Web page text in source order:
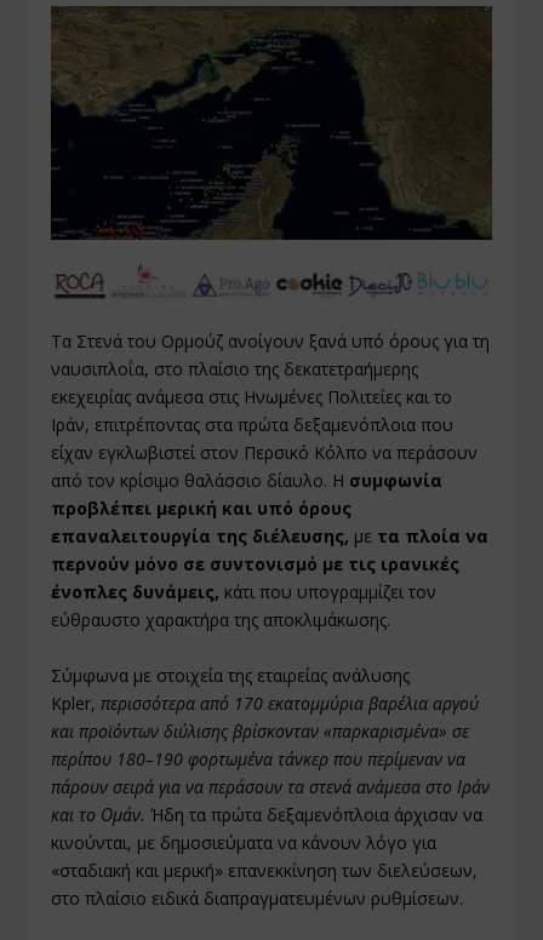
Τα Στενά του Ορμούζ ανοίγουν ξανά υπό όρους για τη
ναυσιπλοΐα, στο πλαίσιο της δεκατετραήμερης
εκεχειρίας ανάμεσα στις Ηνωμένες Πολιτείες και το
Ιράν, επιτρέποντας στα πρώτα δεξαμενόπλοια που
είχαν εγκλωβιστεί στον Περσικό Κόλπο να περάσουν
από τον κρίσιμο θαλάσσιο δίαυλο. Η συμφωνία
προβλέπει μερική και υπό όρους
επαναλειτουργία της διέλευσης, με τα πλοία να
περνούν μόνο σε συντονισμό με τις ιρανικές
ένοπλες δυνάμεις, κάτι που υπογραμμίζει τον
εύθραυστο χαρακτήρα της αποκλιμάκωσης.
Σύμφωνα με στοιχεία της εταιρείας ανάλυσης
Kpler, περισσότερα από 170 εκατομμύρια βαρέλια αργού
και προϊόντων διύλισης βρίσκονταν «παρκαρισμένα» σε
περίπου 180–190 φορτωμένα τάνκερ που περίμεναν να
πάρουν σειρά για να περάσουν τα στενά ανάμεσα στο Ιράν
και το Ομάν. Ήδη τα πρώτα δεξαμενόπλοια άρχισαν να
κινούνται, με δημοσιεύματα να κάνουν λόγο για
«σταδιακή και μερική» επανεκκίνηση των διελεύσεων,
στο πλαίσιο ειδικά διαπραγματευμένων ρυθμίσεων.